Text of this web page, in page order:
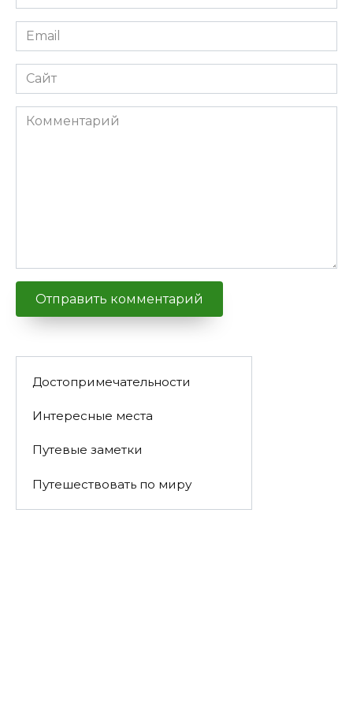
Email
Сайт
Комментарий
Достопримечательности
Интересные места
Путевые заметки
Путешествовать по миру